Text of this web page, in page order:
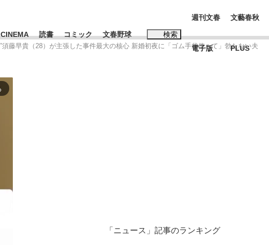
まま解散」WBC日本代表“敗戦”の真実 選手が明かす...
CINEMA 読書 コミック 文春野球 検索
週刊文春
電子版
文藝春秋
PLUS
藤早貴（28）が主張した事件最大の核心 新婚初夜に「ゴム手袋使って」勃たない夫
「ニュース」記事のランキング